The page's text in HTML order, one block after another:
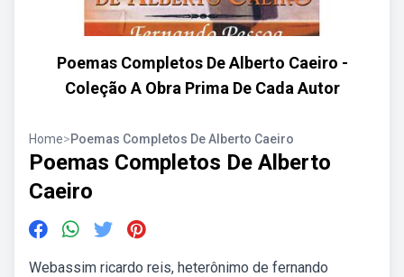
Poemas Completos De Alberto Caeiro -
Coleção A Obra Prima De Cada Autor
Home>Poemas Completos De Alberto Caeiro
Poemas Completos De Alberto
Caeiro
Webassim ricardo reis, heterônimo de fernando